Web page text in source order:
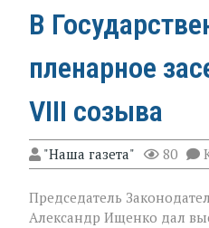
В
пленарное
VIII созыва
"Наша газета" 80
Председатель
Александр Ищенко дал